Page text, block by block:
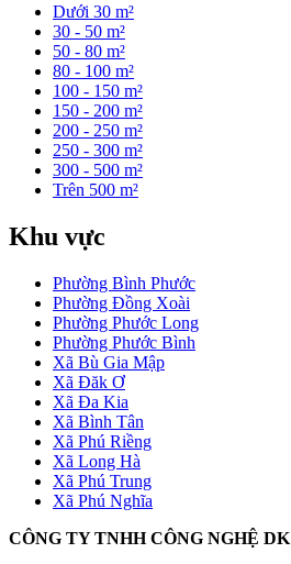
Dưới 30 m²
30 - 50 m²
50 - 80 m²
80 - 100 m²
100 - 150 m²
150 - 200 m²
200 - 250 m²
250 - 300 m²
300 - 500 m²
Trên 500 m²
Khu vực
Phường Bình Phước
Phường Đồng Xoài
Phường Phước Long
Phường Phước Bình
Xã Bù Gia Mập
Xã Đăk Ơ
Xã Đa Kia
Xã Bình Tân
Xã Phú Riềng
Xã Long Hà
Xã Phú Trung
Xã Phú Nghĩa
CÔNG TY TNHH CÔNG NGHỆ DK